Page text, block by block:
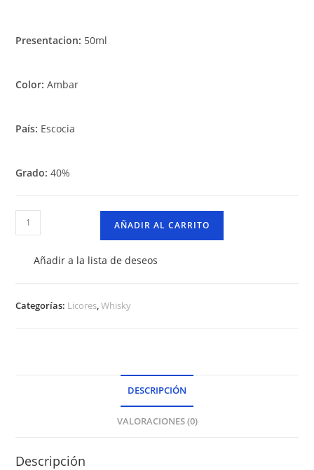
Presentacion: 50ml
Color: Ambar
País: Escocia
Grado: 40%
Whisky
Chivas
Mini
AÑADIR AL CARRITO
Añadir a la lista de deseos
Categorías: Licores ,Whisky
DESCRIPCIÓN
VALORACIONES (0)
Descripción